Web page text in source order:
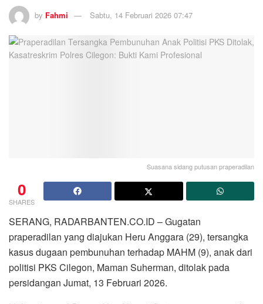
by Fahmi Sabtu, 14 Februari 2026 07:47
Suasana sidang putusan praperadilan
0
SHARES
SERANG, RADARBANTEN.CO.ID – Gugatan
praperadilan yang diajukan Heru Anggara (29), tersangka
kasus dugaan pembunuhan terhadap MAHM (9), anak dari
politisi PKS Cilegon, Maman Suherman, ditolak pada
persidangan Jumat, 13 Februari 2026.